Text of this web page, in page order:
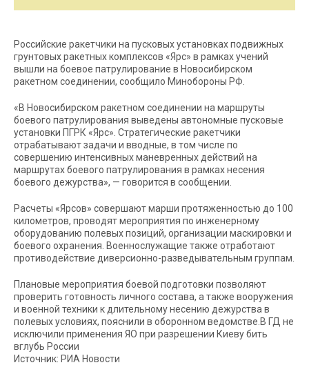
Российские ракетчики на пусковых установках подвижных
грунтовых ракетных комплексов «Ярс» в рамках учений
вышли на боевое патрулирование в Новосибирском
ракетном соединении, сообщило Минобороны РФ.
«В Новосибирском ракетном соединении на маршруты
боевого патрулирования выведены автономные пусковые
установки ПГРК «Ярс». Стратегические ракетчики
отрабатывают задачи и вводные, в том числе по
совершению интенсивных маневренных действий на
маршрутах боевого патрулирования в рамках несения
боевого дежурства», — говорится в сообщении.
Расчеты «Ярсов» совершают марши протяженностью до 100
километров, проводят мероприятия по инженерному
оборудованию полевых позиций, организации маскировки и
боевого охранения. Военнослужащие также отработают
противодействие диверсионно-разведывательным группам.
Плановые мероприятия боевой подготовки позволяют
проверить готовность личного состава, а также вооружения
и военной техники к длительному несению дежурства в
полевых условиях, пояснили в оборонном ведомстве.В ГД не
исключили применения ЯО при разрешении Киеву бить
вглубь России
Источник: РИА Новости